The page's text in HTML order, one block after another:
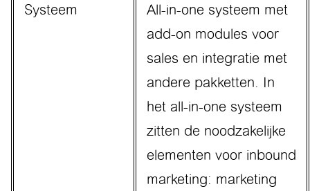
Systeem
All-in-one systeem met
add-on modules voor
sales en integratie met
andere pakketten. In
het all-in-one systeem
zitten de noodzakelijke
elementen voor inbound
marketing: marketing